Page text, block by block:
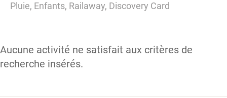
Pluie, Enfants, Railaway, Discovery Card
Aucune activité ne satisfait aux critères de
recherche insérés.